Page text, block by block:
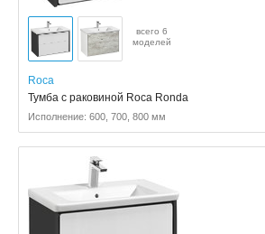
всего 6
моделей
Roca
Тумба c раковиной Roca Ronda
Исполнение: 600, 700, 800 мм